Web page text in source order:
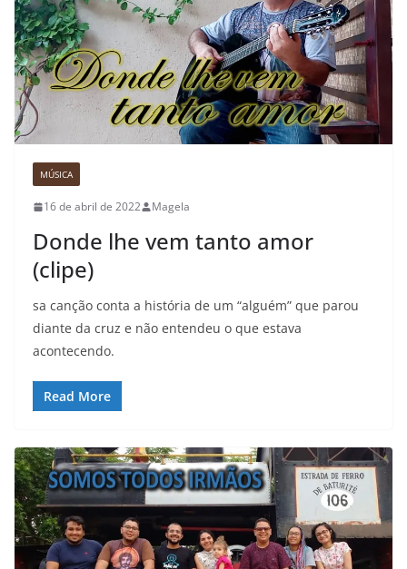
MÚSICA
16 de abril de 2022 Magela
Donde lhe vem tanto amor
(clipe)
sa canção conta a história de um “alguém” que parou
diante da cruz e não entendeu o que estava
acontecendo.
Read More